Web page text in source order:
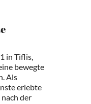
in Tiflis,
bewegte
Als
erlebte
der